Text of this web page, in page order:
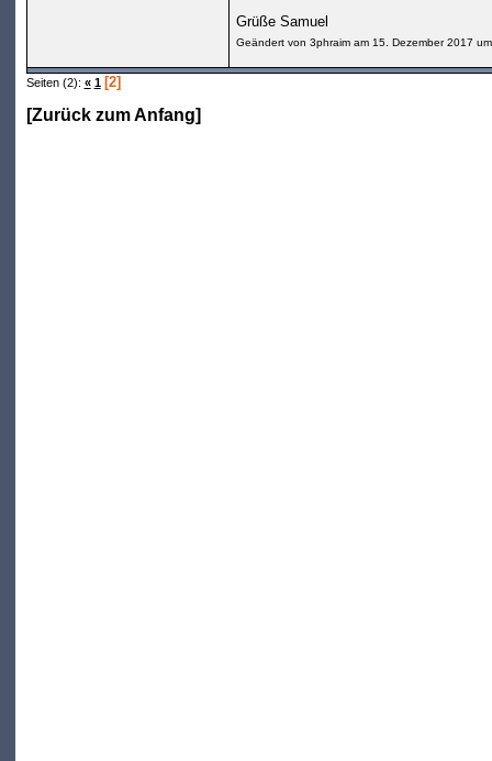
Grüße Samuel
Geändert von 3phraim am 15. Dezember 2017
Seiten (2): « 1 [2]
[Zurück zum Anfang]